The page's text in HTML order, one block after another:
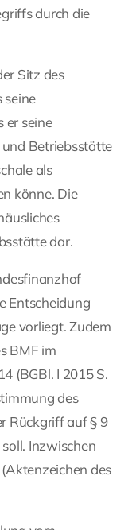
durch die
Sitz des
seine
er seine
Betriebsstätte
als
könne. Die
dar.
Entscheidung
vorliegt. Zudem
BMF im
(BGBl. I 2015 S.
des
Rückgriff auf § 9
Inzwischen
des